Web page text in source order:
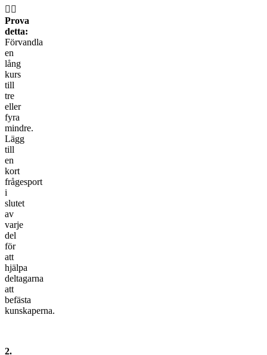
👉🏼
Prova
detta:
Förvandla
en
lång
kurs
till
tre
eller
fyra
mindre.
Lägg
till
en
kort
frågesport
i
slutet
av
varje
del
för
att
hjälpa
deltagarna
att
befästa
kunskaperna.
2.